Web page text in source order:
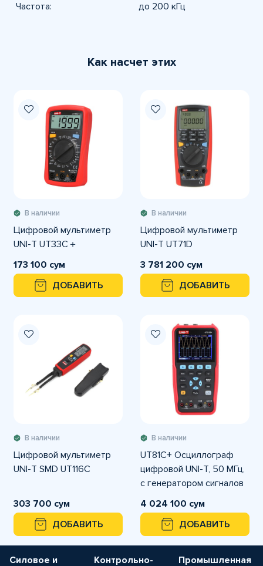
Частота: до 200 кГц
Как насчет этих
В наличии
Цифровой мультиметр
UNI-T UT33C＋
173 100 сум
ДОБАВИТЬ
В наличии
Цифровой мультиметр
UNI-T UT71D
3 781 200 сум
ДОБАВИТЬ
В наличии
Цифровой мультиметр
UNI-T SMD UT116C
303 700 сум
ДОБАВИТЬ
В наличии
UT81C+ Осциллограф
цифровой UNI-T, 50 МГц,
с генератором сигналов
4 024 100 сум
ДОБАВИТЬ
Силовое и
Контрольно-
Промышленная